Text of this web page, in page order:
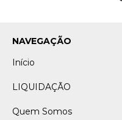
NAVEGAÇÃO
Início
LIQUIDAÇÃO
Quem Somos